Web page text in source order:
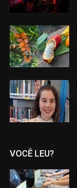
VOCÊ LEU?